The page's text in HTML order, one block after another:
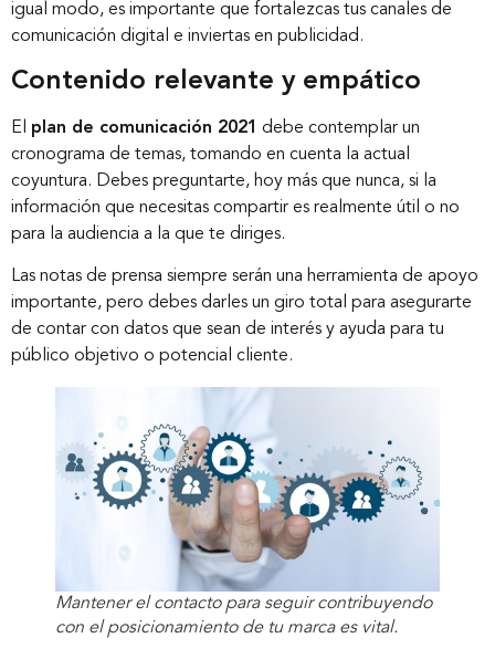
igual modo, es importante que fortalezcas tus canales de
comunicación digital e inviertas en publicidad.
Contenido relevante y empático
El plan de comunicación 2021 debe contemplar un
cronograma de temas, tomando en cuenta la actual
coyuntura. Debes preguntarte, hoy más que nunca, si la
información que necesitas compartir es realmente útil o no
para la audiencia a la que te diriges.
Las notas de prensa siempre serán una herramienta de apoyo
importante, pero debes darles un giro total para asegurarte
de contar con datos que sean de interés y ayuda para tu
público objetivo o potencial cliente.
Mantener el contacto para seguir contribuyendo
con el posicionamiento de tu marca es vital.